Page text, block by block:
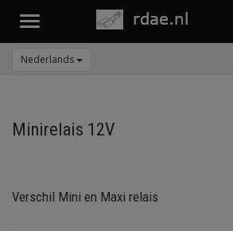
Toggle
Nederlands
Minirelais 12V
Verschil Mini en Maxi relais